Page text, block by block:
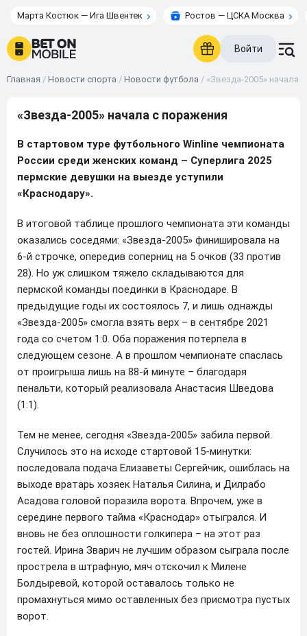
Марта Костюк — Ига Швентек Ростов — ЦСКА Москва
Войти
Главная / Новости спорта / Новости футбола / «Звезда-2005» начала
«Звезда-2005» начала с поражения
В стартовом туре футбольного Winline чемпионата
России среди женских команд – Суперлига 2025
пермские девушки на выезде уступили
«Краснодару».
В итоговой таблице прошлого чемпионата эти команды
оказались соседями: «Звезда-2005» финишировала на
6-й строчке, опередив соперниц на 5 очков (33 против
28). Но уж слишком тяжело складываются для
пермской команды поединки в Краснодаре. В
предыдущие годы их состоялось 7, и лишь однажды
«Звезда-2005» смогла взять верх – в сентябре 2021
года со счетом 1:0. Оба поражения потерпела в
следующем сезоне. А в прошлом чемпионате спаслась
от проигрыша лишь на 88-й минуте – благодаря
пенальти, который реализовала Анастасия Шведова
(1:1).
Тем не менее, сегодня «Звезда-2005» забила первой.
Случилось это на исходе стартовой 15-минутки:
последовала подача Елизаветы Сергейчик, ошиблась на
выходе вратарь хозяек Наталья Силина, и Дилрабо
Асадова головой поразила ворота. Впрочем, уже в
середине первого тайма «Краснодар» отыгрался. И
вновь не без оплошности голкипера – на этот раз
гостей. Ирина Зварич не лучшим образом сыграла после
прострела в штрафную, мяч отскочил к Милене
Болдыревой, которой оставалось только не
промахнуться мимо оставленных без присмотра пустых
ворот.